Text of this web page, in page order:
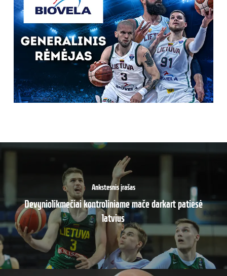
Ankstesnis įrašas
Devyniolikmečiai kontroliniame mače darkart patiesė
latvius